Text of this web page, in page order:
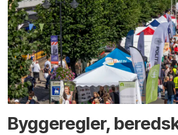
Bygge­regler,